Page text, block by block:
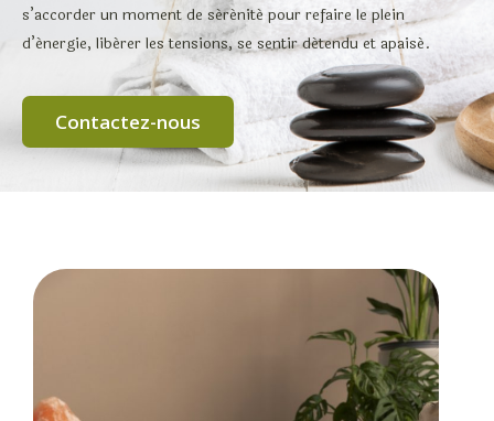
s’accorder un moment de sérénité pour refaire le plein
d’énergie, libérer les tensions, se sentir détendu et apaisé.
Contactez-nous